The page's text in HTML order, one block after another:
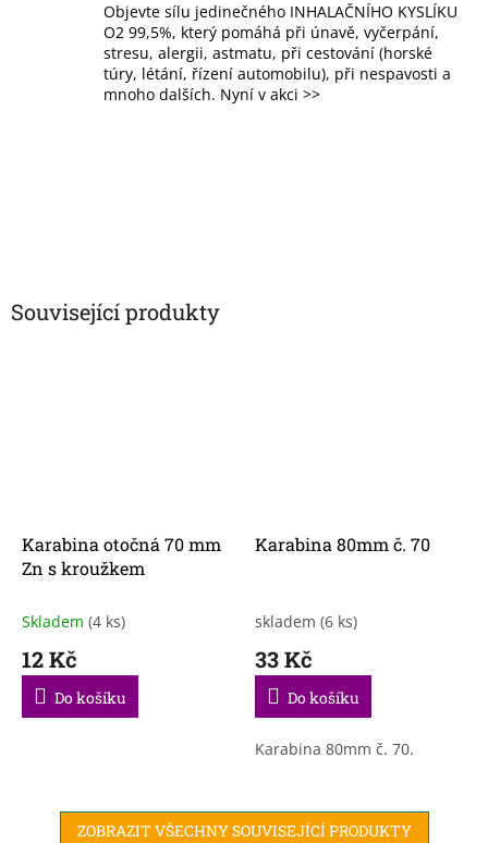
Objevte sílu jedinečného INHALAČNÍHO KYSLÍKU
O2 99,5%, který pomáhá při únavě, vyčerpání,
stresu, alergii, astmatu, při cestování (horské
túry, létání, řízení automobilu), při nespavosti a
mnoho dalších. Nyní v akci >>
Související produkty
Karabina otočná 70 mm
Zn s kroužkem
Skladem (4 ks)
12 Kč
Do košíku
Karabina 80mm č. 70
skladem (6 ks)
33 Kč
Do košíku
Karabina 80mm č. 70.
ZOBRAZIT VŠECHNY SOUVISEJÍCÍ PRODUKTY